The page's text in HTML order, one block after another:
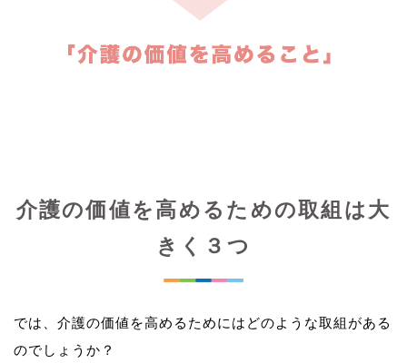
介護の価値を高めるための取組は大
きく３つ
では、介護の価値を高めるためにはどのような取組がある
のでしょうか？